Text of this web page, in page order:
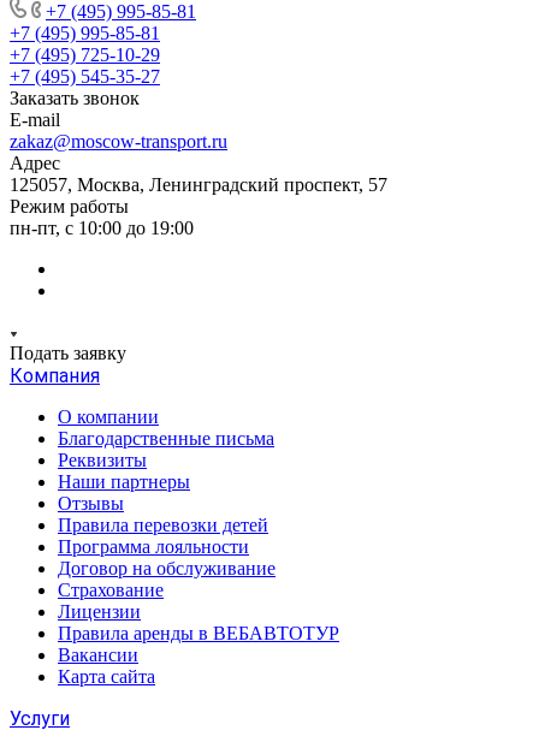
+7 (495) 995-85-81
+7 (495) 995-85-81
+7 (495) 725-10-29
+7 (495) 545-35-27
Заказать звонок
E-mail
zakaz@moscow-transport.ru
Адрес
125057, Москва, Ленинградский проспект, 57
Режим работы
пн-пт, с 10:00 до 19:00
Подать заявку
Компания
О компании
Благодарственные письма
Реквизиты
Наши партнеры
Отзывы
Правила перевозки детей
Программа лояльности
Договор на обслуживание
Страхование
Лицензии
Правила аренды в ВЕБАВТОТУР
Вакансии
Карта сайта
Услуги